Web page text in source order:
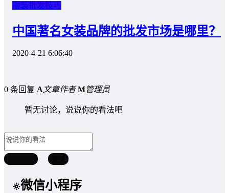
服装批发技巧
中国著名女装品牌的批发市场是哪里？
2020-4-21 6:06:40
0 条回复 A文章作者 M管理员
暂无讨论，说说你的看法吧
微信小程序